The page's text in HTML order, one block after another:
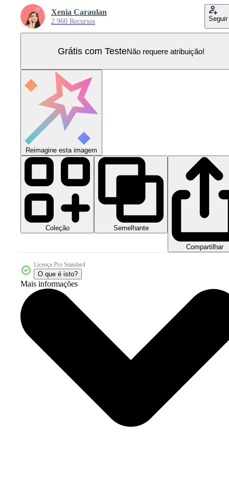
Xenia Caraulan
2.960 Recursos Seguir
Grátis com TesteNão requere atribuição!
Reimagine esta imagem
Coleção Semelhante
Compartilhar
Licença Pro Standard
O que é isto?
Mais informações